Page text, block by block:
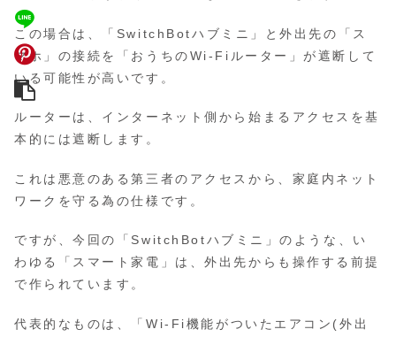
この場合は、「SwitchBotハブミニ」と外出先の「ス
マホ」の接続を「おうちのWi-Fiルーター」が遮断して
いる可能性が高いです。
ルーターは、インターネット側から始まるアクセスを基
本的には遮断します。
これは悪意のある第三者のアクセスから、家庭内ネット
ワークを守る為の仕様です。
ですが、今回の「SwitchBotハブミニ」のような、い
わゆる「スマート家電」は、外出先からも操作する前提
で作られています。
代表的なものは、「Wi-Fi機能がついたエアコン(外出